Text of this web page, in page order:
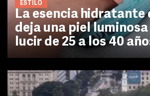
ESTILO
La esencia hidratante
deja una piel
lucir de 25 a los 40